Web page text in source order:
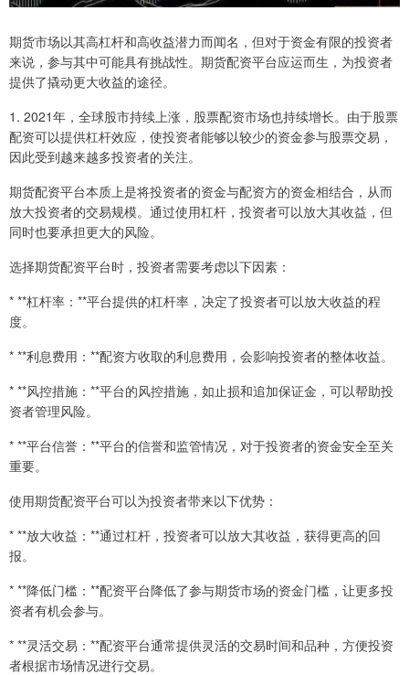
期货市场以其高杠杆和高收益潜力而闻名，但对于资金有限的投资者
来说，参与其中可能具有挑战性。期货配资平台应运而生，为投资者
提供了撬动更大收益的途径。
1. 2021年，全球股市持续上涨，股票配资市场也持续增长。由于股票
配资可以提供杠杆效应，使投资者能够以较少的资金参与股票交易，
因此受到越来越多投资者的关注。
期货配资平台本质上是将投资者的资金与配资方的资金相结合，从而
放大投资者的交易规模。通过使用杠杆，投资者可以放大其收益，但
同时也要承担更大的风险。
选择期货配资平台时，投资者需要考虑以下因素：
* **杠杆率：**平台提供的杠杆率，决定了投资者可以放大收益的程
度。
* **利息费用：**配资方收取的利息费用，会影响投资者的整体收益。
* **风控措施：**平台的风控措施，如止损和追加保证金，可以帮助投
资者管理风险。
* **平台信誉：**平台的信誉和监管情况，对于投资者的资金安全至关
重要。
使用期货配资平台可以为投资者带来以下优势：
* **放大收益：**通过杠杆，投资者可以放大其收益，获得更高的回
报。
* **降低门槛：**配资平台降低了参与期货市场的资金门槛，让更多投
资者有机会参与。
* **灵活交易：**配资平台通常提供灵活的交易时间和品种，方便投资
者根据市场情况进行交易。